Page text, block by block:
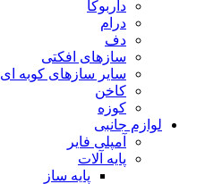
داربوکا
درام
دف
سازهای افکتی
سایر سازهای کوبه ای
کاخن
کوزه
لوازم جانبی
آمپلی فایر
پایه آلات
پایه ساز